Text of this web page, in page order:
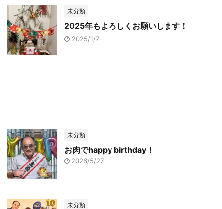
未分類
2025年もよろしくお願いします！
2025/1/7
未分類
お肉でhappy birthday！
2026/5/27
未分類